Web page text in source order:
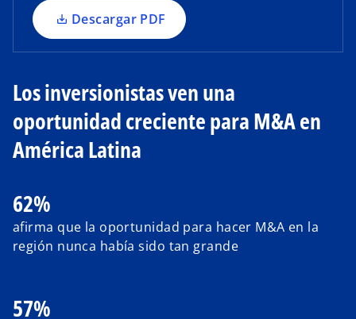
e
o
Descargar PDF
e
a
ñ
a
n
u
Los inversionistas ven una
oportunidad creciente para M&A en
América Latina
62%
afirma que la oportunidad para hacer M&A en la
región nunca había sido tan grande
57%